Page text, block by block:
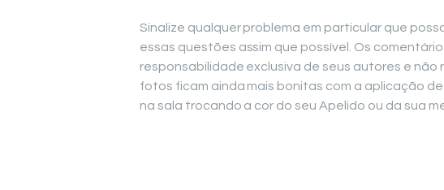
Sinalize qualquer problema em particular que
essas questões assim que possível. Os
responsabilidade exclusiva de seus autores e não
fotos ficam ainda mais bonitas com a aplicação
na sala trocando a cor do seu Apelido ou da sua